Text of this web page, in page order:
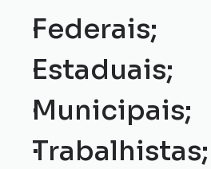
Federais;
Estaduais;
Municipais;
Trabalhistas;